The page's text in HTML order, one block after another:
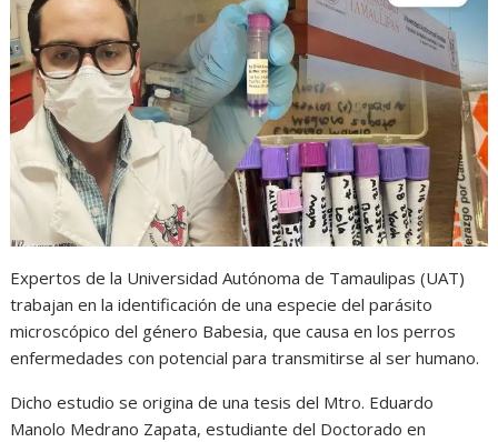
s
A
p
p
b
o
o
k
n
g
e
g
r
a
m
t
Expertos de la Universidad Autónoma de Tamaulipas (UAT)
trabajan en la identificación de una especie del parásito
microscópico del género Babesia, que causa en los perros
enfermedades con potencial para transmitirse al ser humano.
Dicho estudio se origina de una tesis del Mtro. Eduardo
Manolo Medrano Zapata, estudiante del Doctorado en